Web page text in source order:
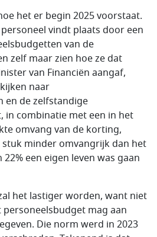
het er begin 2025 voorstaat.
vindt plaats door een
van de
zelf maar zien hoe ze dat
van Financiën aangaf,
naar
de zelfstandige
in combinatie met een in het
omvang van de korting,
minder omvangrijk dan het
een eigen leven was gaan
het lastiger worden, want niet
personeelsbudget mag aan
Die norm werd in 2023